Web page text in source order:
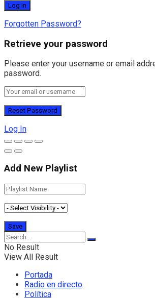
Forgotten Password?
Retrieve your password
Please enter your username or email
password.
Log In
Add New Playlist
No Result
View All Result
Portada
Radio en directo
Política